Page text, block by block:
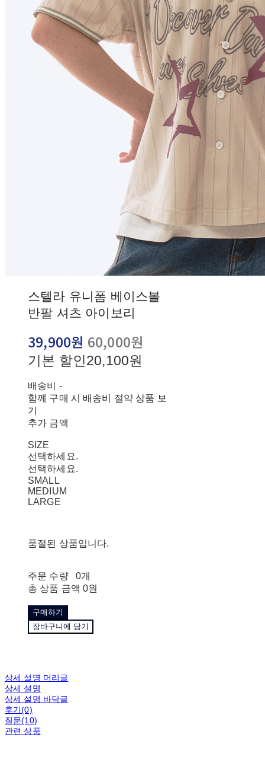
스텔라 유니폼 베이스볼
반팔 셔츠 아이보리
39,900원 60,000원
기본 할인20,100원
배송비 -
함께 구매 시 배송비 절약 상품 보
기
추가 금액
SIZE
선택하세요.
선택하세요.
SMALL
MEDIUM
LARGE
품절된 상품입니다.
주문 수량
0개
총 상품 금액 0원
구매하기
장바구니에 담기
상세 설명 머리글
상세 설명
상세 설명 바닥글
후기(0)
질문(10)
관련 상품